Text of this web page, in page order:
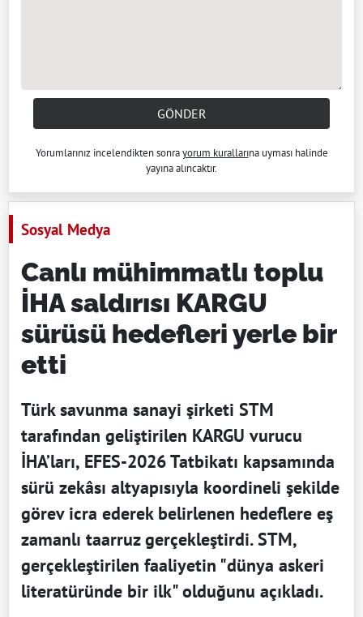
GÖNDER
Yorumlarınız incelendikten sonrayorum kurallarına uyması halinde
yayına alıncaktır.
Sosyal Medya
Canlı mühimmatlı toplu
İHA saldırısı KARGU
sürüsü hedefleri yerle bir
etti
Türk savunma sanayi şirketi STM
tarafından geliştirilen KARGU vurucu
İHA’ları, EFES-2026 Tatbikatı kapsamında
sürü zekâsı altyapısıyla koordineli şekilde
görev icra ederek belirlenen hedeflere eş
zamanlı taarruz gerçekleştirdi. STM,
gerçekleştirilen faaliyetin "dünya askeri
literatüründe bir ilk" olduğunu açıkladı.